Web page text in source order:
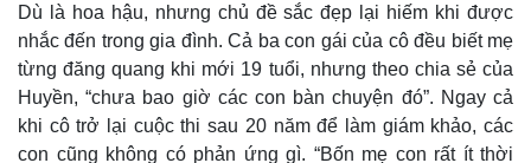
Dù là hoa hậu, nhưng chủ đề sắc đẹp lại hiếm khi được
nhắc đến trong gia đình. Cả ba con gái của cô đều biết mẹ
từng đăng quang khi mới 19 tuổi, nhưng theo chia sẻ của
Huyền, “chưa bao giờ các con bàn chuyện đó”. Ngay cả
khi cô trở lại cuộc thi sau 20 năm để làm giám khảo, các
con cũng không có phản ứng gì. “Bốn mẹ con rất ít thời